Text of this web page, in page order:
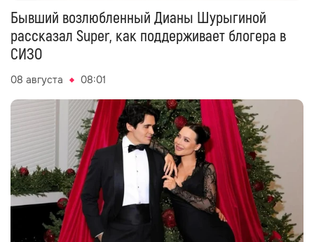
Бывший возлюбленный Дианы Шурыгиной
рассказал Super, как поддерживает блогера в
СИЗО
08 августа 08:01